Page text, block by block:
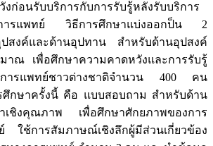
งก่อนรับบริการกับการรับรู้หลังรับบริการ
การแพทย์ วิธีการศึกษาแบ่งออกป็น 2
งค์และด้านอุปทาน สำหรับด้านอุปสงค์
มาณ เพื่อศึกษาความคาดหวังและการรับรู้
งการแพทย์ชาวต่างชาติจำนวน 400 คน
ศึกษาครั้งนี้ คือ แบบสอบถาม สำหรับด้าน
เชิงคุณภาพ เพื่อศึกษาศักยภาพของการ
ใช้การสัมภาษณ์เชิงลึกผู้มีส่วนเกี่ยวข้อง